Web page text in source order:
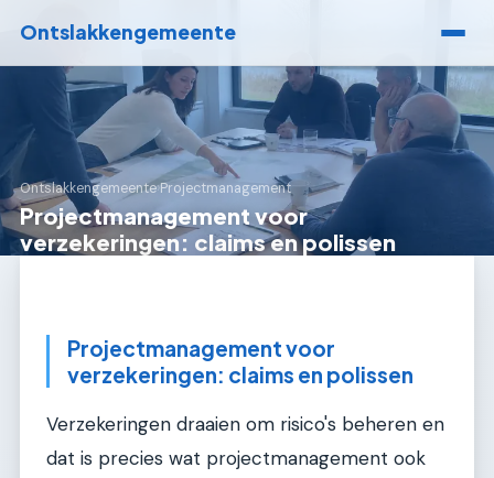
Ontslakkengemeente
Ontslakkengemeente›Projectmanagement
Projectmanagement voor
verzekeringen: claims en polissen
Projectmanagement voor
verzekeringen: claims en polissen
Verzekeringen draaien om risico's beheren en
dat is precies wat projectmanagement ook